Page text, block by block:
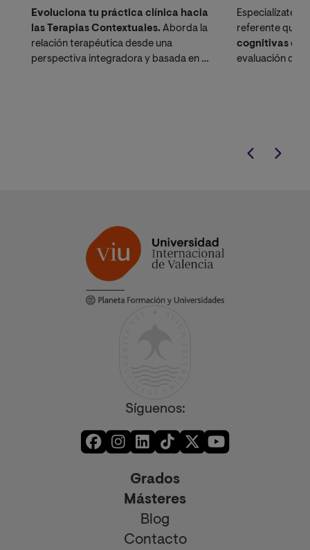
Evoluciona tu práctica clínica hacia
las Terapias Contextuales. Aborda la
relación terapéutica desde una
perspectiva integradora y basada en la
Especialízate
referente que
cognitivas
evaluación
Síguenos:
Grados
Másteres
Blog
Contacto